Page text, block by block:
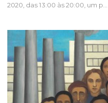
2020, das 13:00 às 20:00, um p…